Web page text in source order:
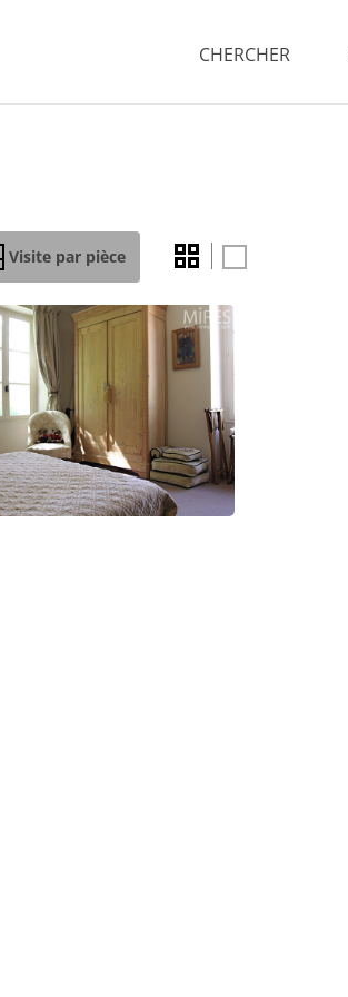
CHERCHER
Visite par pièce